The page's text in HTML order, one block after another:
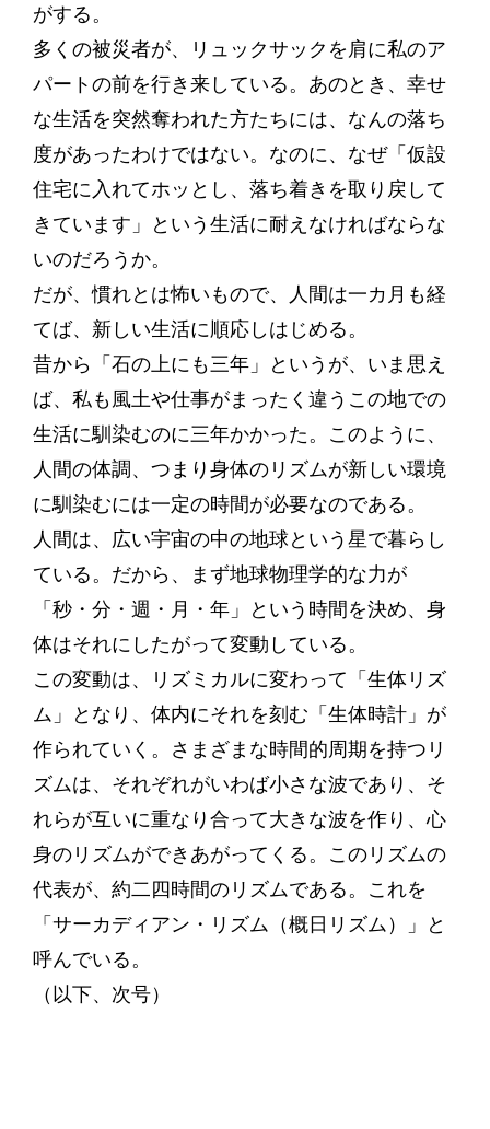
がする。
多くの被災者が、リュックサックを肩に私のア
パートの前を行き来している。あのとき、幸せ
な生活を突然奪われた方たちには、なんの落ち
度があったわけではない。なのに、なぜ「仮設
住宅に入れてホッとし、落ち着きを取り戻して
きています」という生活に耐えなければならな
いのだろうか。
だが、慣れとは怖いもので、人間は一カ月も経
てば、新しい生活に順応しはじめる。
昔から「石の上にも三年」というが、いま思え
ば、私も風土や仕事がまったく違うこの地での
生活に馴染むのに三年かかった。このように、
人間の体調、つまり身体のリズムが新しい環境
に馴染むには一定の時間が必要なのである。
人間は、広い宇宙の中の地球という星で暮らし
ている。だから、まず地球物理学的な力が
「秒・分・週・月・年」という時間を決め、身
体はそれにしたがって変動している。
この変動は、リズミカルに変わって「生体リズ
ム」となり、体内にそれを刻む「生体時計」が
作られていく。さまざまな時間的周期を持つリ
ズムは、それぞれがいわば小さな波であり、そ
れらが互いに重なり合って大きな波を作り、心
身のリズムができあがってくる。このリズムの
代表が、約二四時間のリズムである。これを
「サーカディアン・リズム（概日リズム）」と
呼んでいる。
（以下、次号）